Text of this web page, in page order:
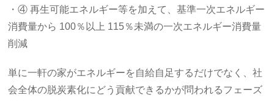
・④ 再生可能エネルギー等を加えて、基準一次エネルギー
消費量から 100％以上 115％未満の一次エネルギー消費量
削減
単に一軒の家がエネルギーを自給自足するだけでなく、社
会全体の脱炭素化にどう貢献できるかが問われるフェーズ